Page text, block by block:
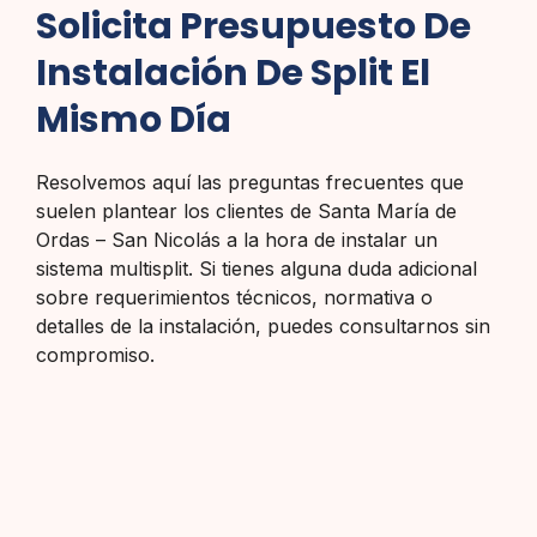
Solicita Presupuesto De
Instalación De Split El
Mismo Día
Resolvemos aquí las preguntas frecuentes que
suelen plantear los clientes de Santa María de
Ordas – San Nicolás a la hora de instalar un
sistema multisplit. Si tienes alguna duda adicional
sobre requerimientos técnicos, normativa o
detalles de la instalación, puedes consultarnos sin
compromiso.